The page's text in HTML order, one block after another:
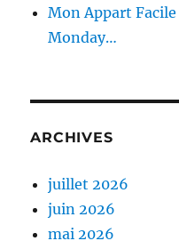
Mon Appart Facile
Monday…
ARCHIVES
juillet 2026
juin 2026
mai 2026